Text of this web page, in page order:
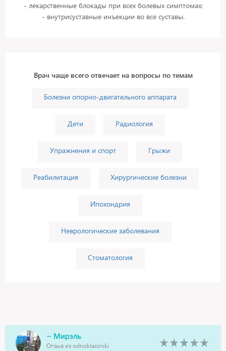
- лекарственные блокады при всех болевых симптомах;
Врач чаще всего отвечает на вопросы по темам
Болезни опорно-двигательного аппарата
Дети Радиология
Упражнения и спорт Грыжи
Реабилитация Хирургические болезни
Ипохондрия
Неврологические заболевания
Стоматология
~ Мирэль
Отзыв из odnoklassniki